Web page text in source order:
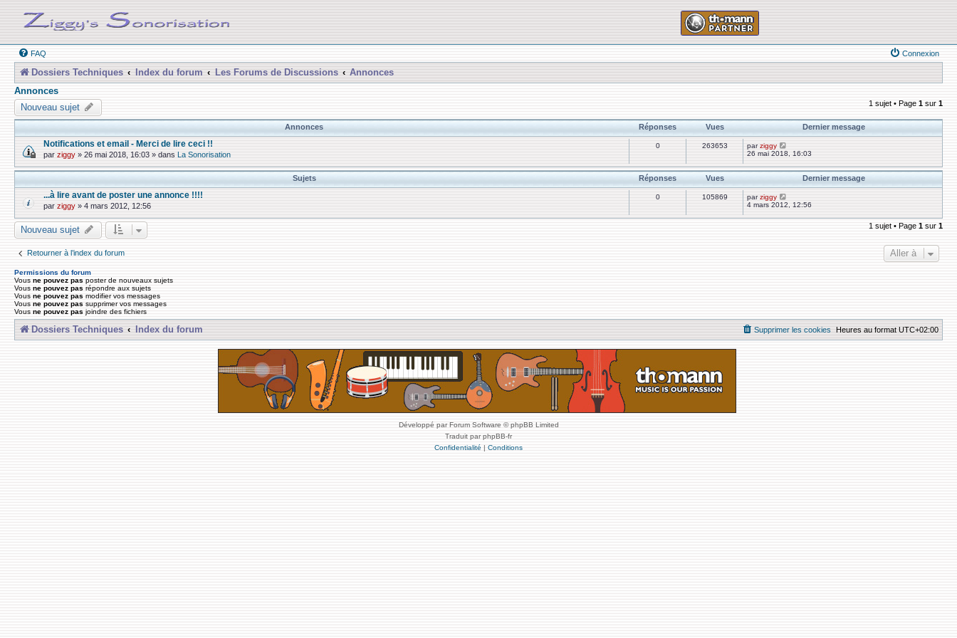
FAQ Connexion
Dossiers Techniques Index du forum Les Forums de Discussions
Annonces
Annonces
Nouveau sujet
1 sujet • Page 1 sur 1
Annonces Réponses Vues Dernier message
Notifications et email - Merci de lire ceci !!
par ziggy » 26 mai 2018, 16:03 » dans La Sonorisation
0 263653 parziggy
26 mai 2018, 16:03
Sujets Réponses Vues Dernier message
...à lire avant de poster une annonce !!!!
par ziggy » 4 mars 2012, 12:56
0 105869 parziggy
4 mars 2012, 12:56
Nouveau sujet 1 sujet • Page 1 sur 1
Retourner à l’index du forum Aller à
Permissions du forum
Vous ne pouvez pas poster de nouveaux sujets
Vous ne pouvez pas répondre aux sujets
Vous ne pouvez pas modifier vos messages
Vous ne pouvez pas supprimer vos messages
Vous ne pouvez pas joindre des fichiers
Dossiers Techniques Index du forum Heures au format UTC+02:00
Supprimer les cookies
Développé par Forum Software © phpBB Limited
Traduit par phpBB-fr
Confidentialité | Conditions